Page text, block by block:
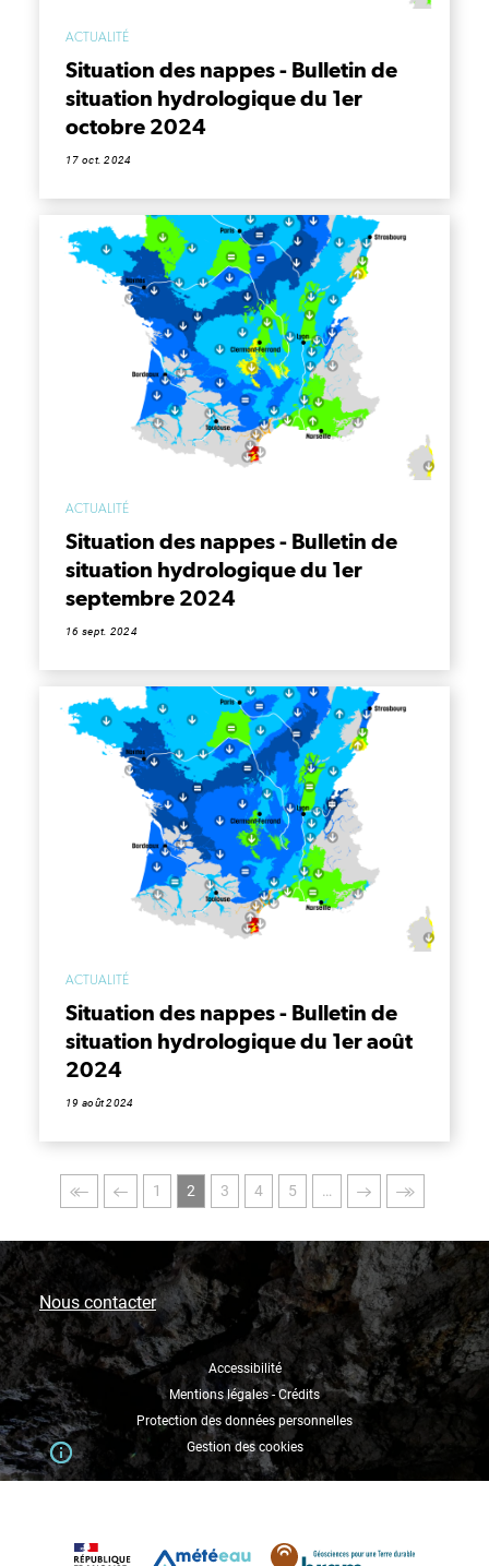
ACTUALITÉ
Situation des nappes - Bulletin de
situation hydrologique du 1er
octobre 2024
17 oct. 2024
ACTUALITÉ
Situation des nappes - Bulletin de
situation hydrologique du 1er
septembre 2024
16 sept. 2024
ACTUALITÉ
Situation des nappes - Bulletin de
situation hydrologique du 1er août
2024
19 août 2024
Pagination
Première
page
Page
précédente
Page
1
Page
courante
2 Page
3 Page
4 Page
5 …
Page
suivante
Dernière
page
Nous contacter
Accessibilité
Mentions légales - Crédits
Protection des données personnelles
Gestion des cookies